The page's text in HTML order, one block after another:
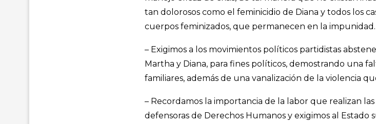
tan dolorosos como el feminicidio de Diana y todos los
cuerpos feminizados, que permanecen en la impunidad.
– Exigimos a los movimientos políticos partidistas
Martha y Diana, para fines políticos, demostrando una
familiares, además de una vanalización de la violencia
– Recordamos la importancia de la labor que realizan
defensoras de Derechos Humanos y exigimos al